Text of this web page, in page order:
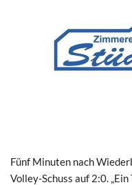
Fünf Minuten nach
Volley-Schuss auf 2:0.